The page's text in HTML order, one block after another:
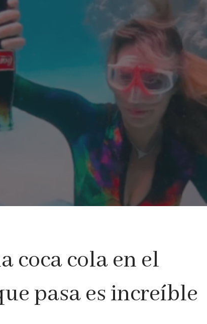
coca cola en el
pasa es increíble